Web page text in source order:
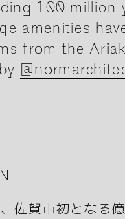
100
amenities
from the
佐賀市初となる